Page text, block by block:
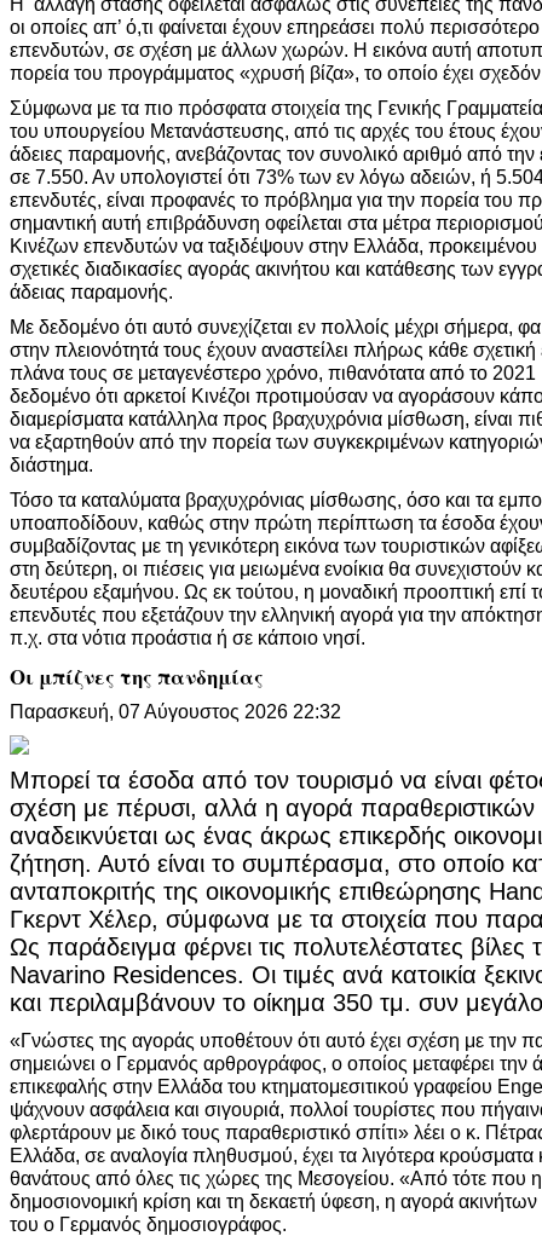
οι οποίες απ’ ό,τι φαίνεται έχουν επηρεάσει πολύ
επενδυτών, σε σχέση με άλλων χωρών. Η εικόνα αυτή
πορεία του προγράμματος «χρυσή βίζα», το οποίο έχει
Σύμφωνα με τα πιο πρόσφατα στοιχεία της Γενικής
του υπουργείου Μετανάστευσης, από τις αρχές του έτους
άδειες παραμονής, ανεβάζοντας τον συνολικό αριθμό από
σε 7.550. Αν υπολογιστεί ότι 73% των εν λόγω αδειών, ή
επενδυτές, είναι προφανές το πρόβλημα για την πορεία του
σημαντική αυτή επιβράδυνση οφείλεται στα μέτρα
Κινέζων επενδυτών να ταξιδέψουν στην Ελλάδα,
σχετικές διαδικασίες αγοράς ακινήτου και κατάθεσης των
άδειας παραμονής.
Με δεδομένο ότι αυτό συνεχίζεται εν πολλοίς μέχρι σήμερα,
στην πλειονότητά τους έχουν αναστείλει πλήρως κάθε
πλάνα τους σε μεταγενέστερο χρόνο, πιθανότατα από το
δεδομένο ότι αρκετοί Κινέζοι προτιμούσαν να αγοράσουν
διαμερίσματα κατάλληλα προς βραχυχρόνια μίσθωση, είναι
να εξαρτηθούν από την πορεία των συγκεκριμένων
διάστημα.
Τόσο τα καταλύματα βραχυχρόνιας μίσθωσης, όσο και τα
υποαποδίδουν, καθώς στην πρώτη περίπτωση τα έσοδα
συμβαδίζοντας με τη γενικότερη εικόνα των τουριστικών
στη δεύτερη, οι πιέσεις για μειωμένα ενοίκια θα συνεχιστούν
δευτέρου εξαμήνου. Ως εκ τούτου, η μοναδική προοπτική επί
επενδυτές που εξετάζουν την ελληνική αγορά για την
π.χ. στα νότια προάστια ή σε κάποιο νησί.
Οι μπίζνες της πανδημίας
Παρασκευή, 07 Αύγουστος 2026 22:32
Μπορεί τα έσοδα από τον τουρισμό να είναι
σχέση με πέρυσι, αλλά η αγορά παραθεριστικών
αναδεικνύεται ως ένας άκρως επικερδής
ζήτηση. Αυτό είναι το συμπέρασμα, στο οποίο
ανταποκριτής της οικονομικής επιθεώρησης
Γκερντ Χέλερ, σύμφωνα με τα στοιχεία που
Ως παράδειγμα φέρνει τις πολυτελέστατες
Navarino Residences. Οι τιμές ανά κατοικία
και περιλαμβάνουν το οίκημα 350 τμ. συν
«Γνώστες της αγοράς υποθέτουν ότι αυτό έχει σχέση με την
σημειώνει ο Γερμανός αρθρογράφος, ο οποίος μεταφέρει
επικεφαλής στην Ελλάδα του κτηματομεσιτικού γραφείου
ψάχνουν ασφάλεια και σιγουριά, πολλοί τουρίστες που
φλερτάρουν με δικό τους παραθεριστικό σπίτι» λέει ο κ.
Ελλάδα, σε αναλογία πληθυσμού, έχει τα λιγότερα κρούσματα
θανάτους από όλες τις χώρες της Μεσογείου. «Από τότε που
δημοσιονομική κρίση και τη δεκαετή ύφεση, η αγορά ακινήτων
του ο Γερμανός δημοσιογράφος.